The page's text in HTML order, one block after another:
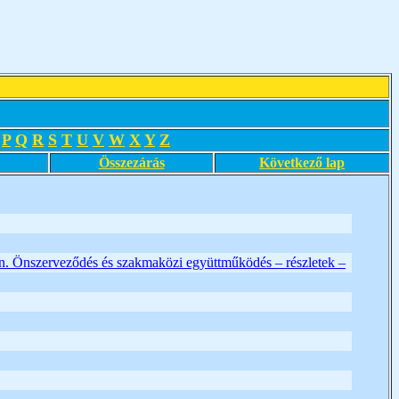
P Q R S T U V W X Y Z
Összezárás Következő lap
és szakmaközi együttműködés – részletek –